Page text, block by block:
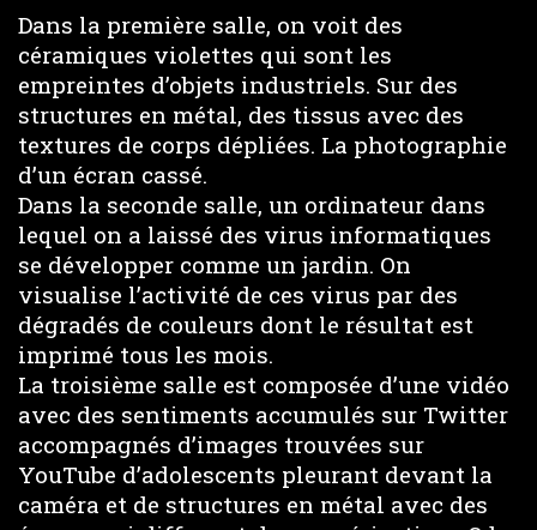
Dans la première salle, on voit des
céramiques violettes qui sont les
empreintes d’objets industriels. Sur des
structures en métal, des tissus avec des
textures de corps dépliées. La photographie
d’un écran cassé.
Dans la seconde salle, un ordinateur dans
lequel on a laissé des virus informatiques
se développer comme un jardin. On
visualise l’activité de ces virus par des
dégradés de couleurs dont le résultat est
imprimé tous les mois.
La troisième salle est composée d’une vidéo
avec des sentiments accumulés sur Twitter
accompagnés d’images trouvées sur
YouTube d’adolescents pleurant devant la
caméra et de structures en métal avec des